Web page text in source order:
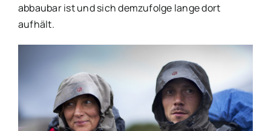
abbaubar ist und sich demzufolge lange dort
aufhält.